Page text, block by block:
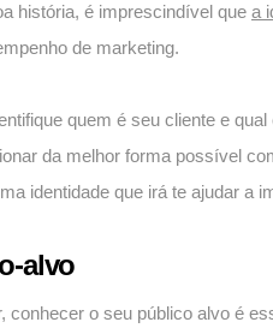
história, é imprescindível que a
de marketing.
quem é seu cliente e
da melhor forma possível
identidade que irá te ajudar a
alvo
conhecer o seu público alvo é